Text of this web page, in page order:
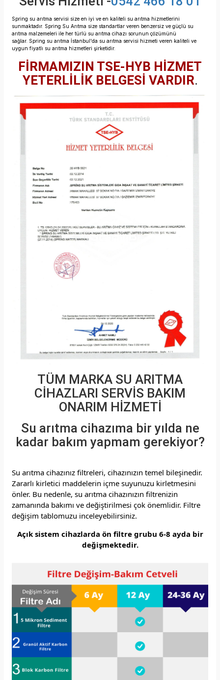
Spring su arıtma servisi size en iyi ve en kaliteli su arıtma hizmetlerini
sunmaktadır. Spring Su Arıtma size standartlar veren benzersiz ve güçlü su
arıtma malzemeleri ile her türlü su arıtma cihazı sorunun çözümünü
sağlar. Spring su arıtma İstanbul'da su arıtma servisi hizmeti veren kaliteli ve
uygun fiyatlı su arıtma hizmetleri şirketidir.
FİRMAMIZIN TSE-HYB HİZMET
YETERLİLİK BELGESİ VARDIR.
TÜM MARKA SU ARITMA
CİHAZLARI SERVİS BAKIM
ONARIM HİZMETİ
Su arıtma cihazıma bir yılda ne
kadar bakım yapmam gerekiyor?
Su arıtma cihazınız filtreleri, cihazınızın temel bileşinedir.
Zararlı kirletici maddelerin içme suyunuzu kirletmesini
önler. Bu nedenle, su arıtma cihazınızın filtrenizin
zamanında bakımı ve değiştirilmesi çok önemlidir. Filtre
değişim tablomuzu inceleyebilirsiniz.
Açık sistem cihazlarda ön filtre grubu 6-8 ayda bir
değişmektedir.